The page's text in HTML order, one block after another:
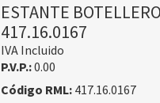
ESTANTE
417.16.0167
IVA Incluido
P.V.P.:0.00
Código RML:417.16.0167